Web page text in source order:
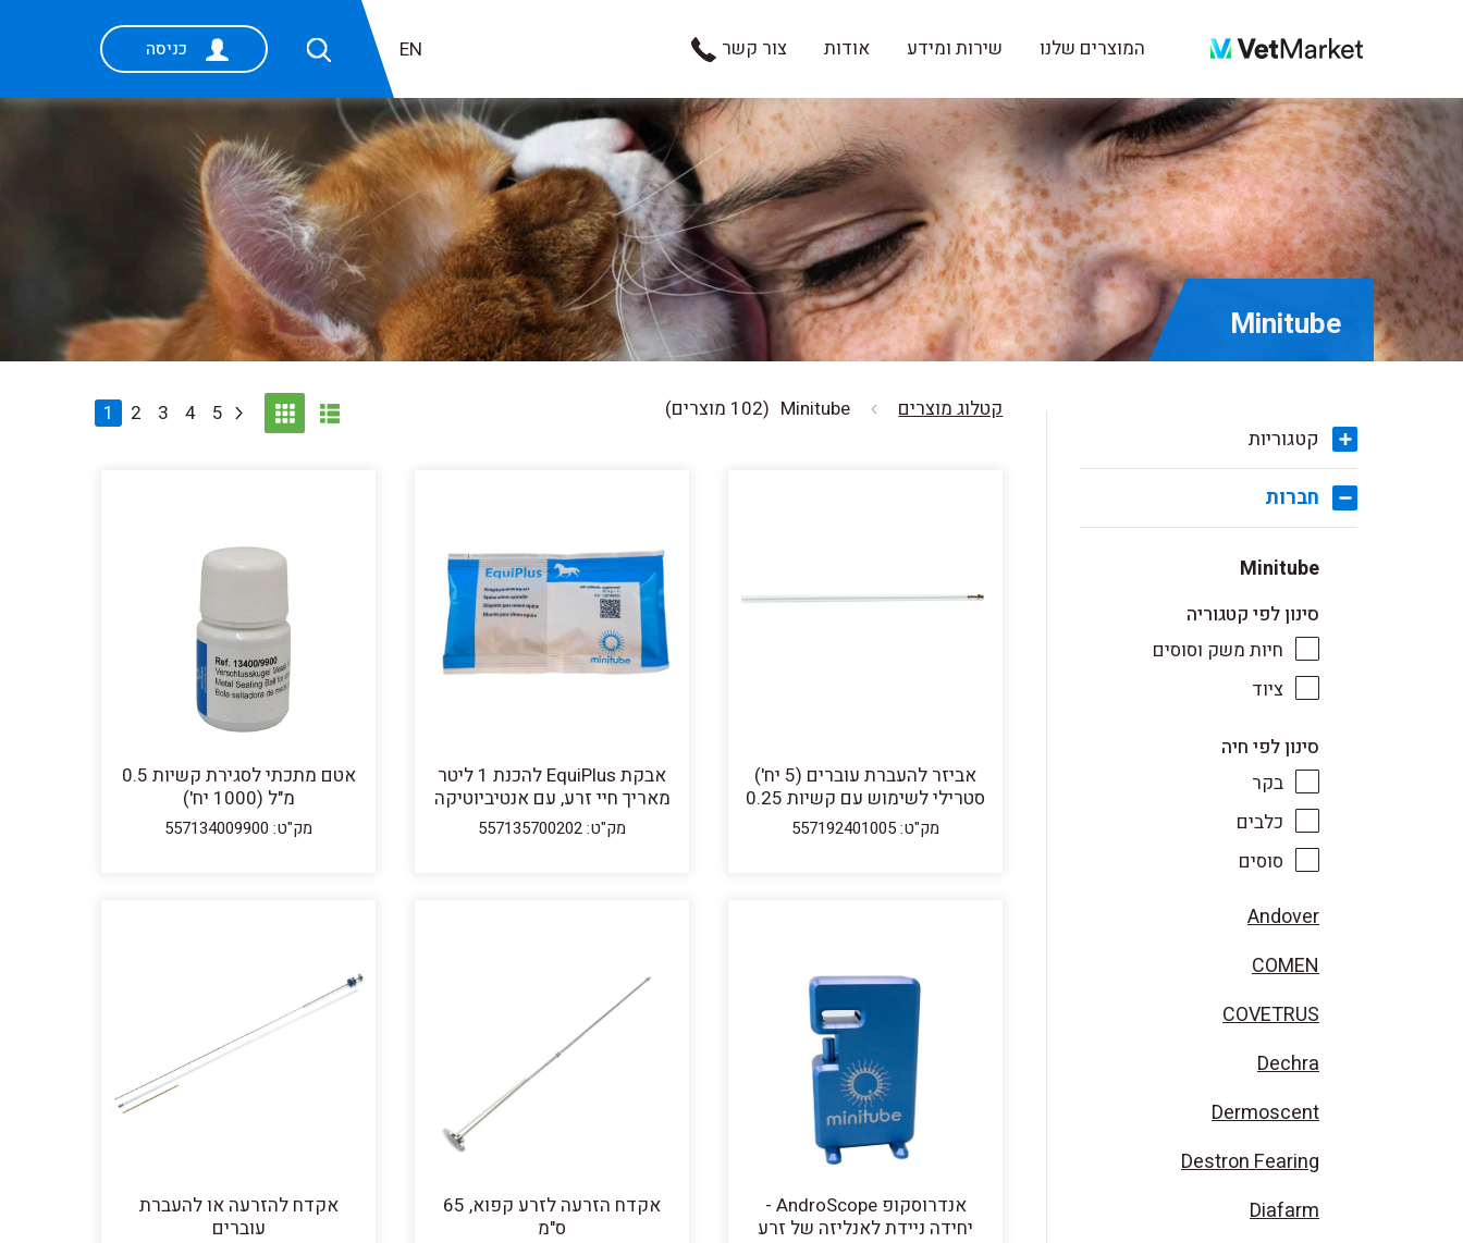
המוצרים שלנו שירות ומידע אודות צור קשר EN כניסה
Minitube
קטגוריות
חברות
Minitube
סינון לפי קטגוריה
חיות משק וסוסים
ציוד
סינון לפי חיה
בקר
כלבים
סוסים
Andover
COMEN
COVETRUS
Dechra
Dermoscent
Destron Fearing
Diafarm
קטלוג מוצרים Minitube (102 מוצרים) 1 2 3 4 5
אביזר להעברת עוברים (5 יח')
סטרילי לשימוש עם קשיות 0.25
מק"ט: 557192401005
אבקת EquiPlus להכנת 1 ליטר
מאריך חיי זרע, עם אנטיביוטיקה
מק"ט: 557135700202
אטם מתכתי לסגירת קשיות 0.5
מ"ל (1000 יח')
מק"ט: 557134009900
אנדרוסקופ AndroScope -
יחידה ניידת לאנליזה של זרע
אקדח הזרעה לזרע קפוא, 65
ס"מ
אקדח להזרעה או להעברת
עוברים